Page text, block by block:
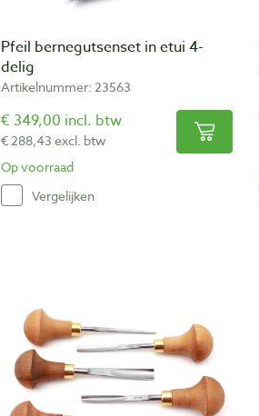
Pfeil bernegutsenset in etui 4-
delig
Artikelnummer: 23563
€ 349,00 incl. btw
€ 288,43 excl. btw
Op voorraad
Vergelijken